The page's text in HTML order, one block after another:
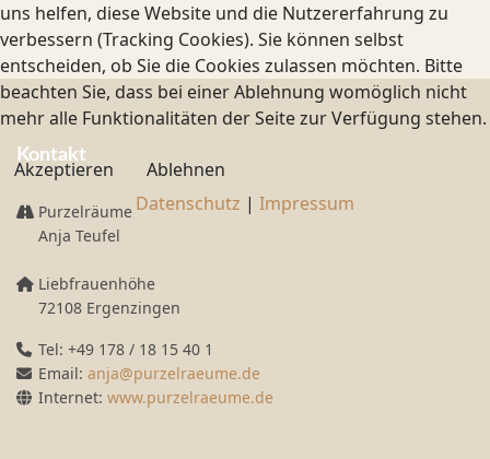
Kontakt
Purzelräume
Anja Teufel
Liebfrauenhöhe
72108 Ergenzingen
Tel: +49 178 / 18 15 40 1
Email: anja@purzelraeume.de
Internet: www.purzelraeume.de
uns helfen, diese Website und die Nutzererfahrung zu
verbessern (Tracking Cookies). Sie können selbst
entscheiden, ob Sie die Cookies zulassen möchten. Bitte
beachten Sie, dass bei einer Ablehnung womöglich nicht
mehr alle Funktionalitäten der Seite zur Verfügung stehen.
Akzeptieren
Ablehnen
Datenschutz | Impressum